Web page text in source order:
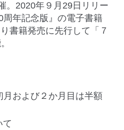
。2020年９月29日リリー
年記念版』の電子書籍
書籍発売に先行して「７
および２か月目は半額
て